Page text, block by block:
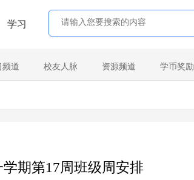
学习
频道 校友人脉 资源频道 学币奖励
期第17周班级周安排